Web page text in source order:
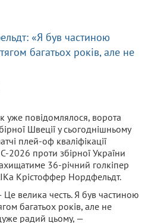
«Я був частиною
багатьох років, але не
уже повідомлялося, ворота
Швеції у сьогоднішньому
плей-оф кваліфікації
2026 проти збірної України
36-річний голкіпер
Крістоффер Нордфельдт.
Це велика честь. Я був частиною
багатьох років, але не
радий цьому, —